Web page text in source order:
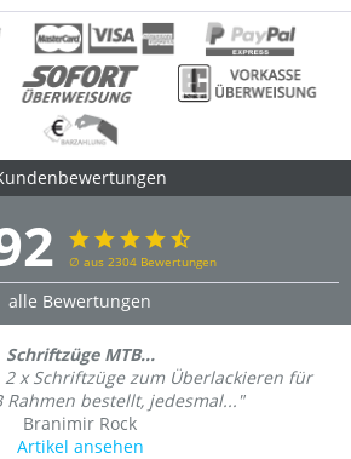
∅ aus 2304 Bewertungen
alle Bewertungen
Schriftzüge MTB...
2 x Schriftzüge zum Überlackieren für
Rahmen bestellt, jedesmal..."
Branimir Rock
Artikel ansehen